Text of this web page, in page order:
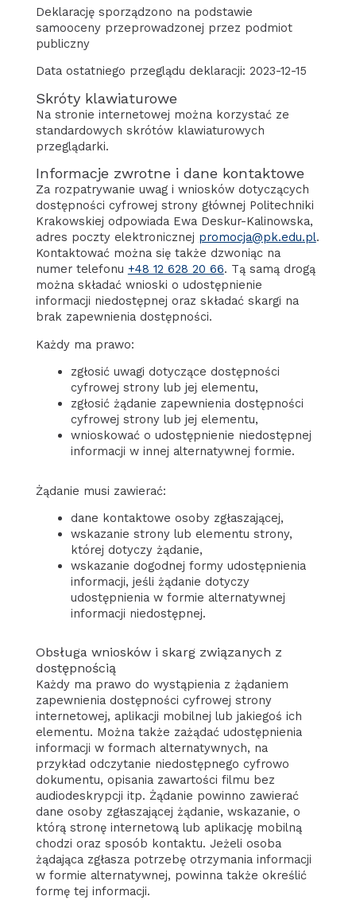
Deklarację sporządzono na podstawie
samooceny przeprowadzonej przez podmiot
publiczny
Data ostatniego przeglądu deklaracji: 2023-12-15
Skróty klawiaturowe
Na stronie internetowej można korzystać ze
standardowych skrótów klawiaturowych
przeglądarki.
Informacje zwrotne i dane kontaktowe
Za rozpatrywanie uwag i wniosków dotyczących
dostępności cyfrowej strony głównej Politechniki
Krakowskiej odpowiada Ewa Deskur-Kalinowska,
adres poczty elektronicznej promocja@pk.edu.pl.
Kontaktować można się także dzwoniąc na
numer telefonu +48 12 628 20 66. Tą samą drogą
można składać wnioski o udostępnienie
informacji niedostępnej oraz składać skargi na
brak zapewnienia dostępności.
Każdy ma prawo:
zgłosić uwagi dotyczące dostępności
cyfrowej strony lub jej elementu,
zgłosić żądanie zapewnienia dostępności
cyfrowej strony lub jej elementu,
wnioskować o udostępnienie niedostępnej
informacji w innej alternatywnej formie.
Żądanie musi zawierać:
dane kontaktowe osoby zgłaszającej,
wskazanie strony lub elementu strony,
której dotyczy żądanie,
wskazanie dogodnej formy udostępnienia
informacji, jeśli żądanie dotyczy
udostępnienia w formie alternatywnej
informacji niedostępnej.
Obsługa wniosków i skarg związanych z
dostępnością
Każdy ma prawo do wystąpienia z żądaniem
zapewnienia dostępności cyfrowej strony
internetowej, aplikacji mobilnej lub jakiegoś ich
elementu. Można także zażądać udostępnienia
informacji w formach alternatywnych, na
przykład odczytanie niedostępnego cyfrowo
dokumentu, opisania zawartości filmu bez
audiodeskrypcji itp. Żądanie powinno zawierać
dane osoby zgłaszającej żądanie, wskazanie, o
którą stronę internetową lub aplikację mobilną
chodzi oraz sposób kontaktu. Jeżeli osoba
żądająca zgłasza potrzebę otrzymania informacji
w formie alternatywnej, powinna także określić
formę tej informacji.